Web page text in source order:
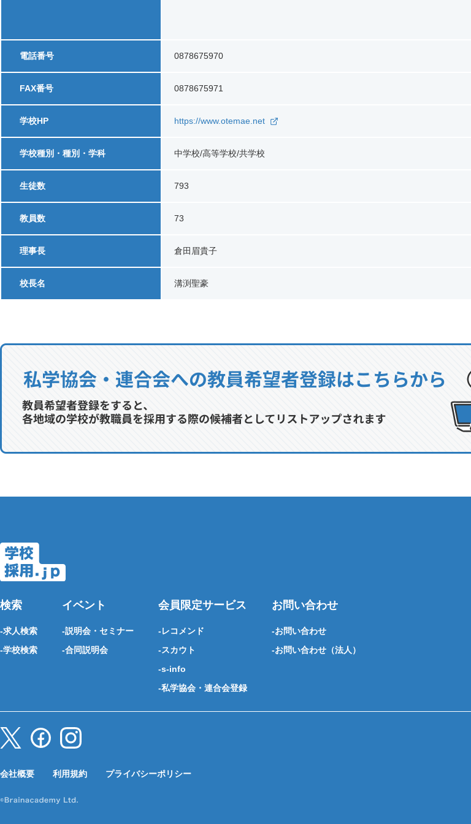
電話番号 0878675970
FAX番号 0878675971
学校HP https://www.otemae.net
学校種別・種別・学科 中学校/高等学校/共学校
生徒数 793
教員数 73
理事長 倉田眉貴子
校長名 溝渕聖豪
検索
求人検索
学校検索
イベント
説明会・セミナー
合同説明会
会員限定サービス
レコメンド
スカウト
s-info
私学協会・連合会登録
お問い合わせ
お問い合わせ
お問い合わせ（法人）
会社概要 利用規約 プライバシーポリシー